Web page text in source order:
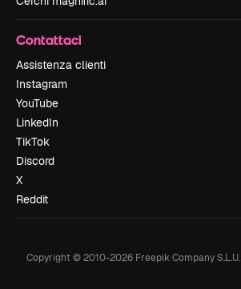
Contattaci
Assistenza clienti
Instagram
YouTube
LinkedIn
TikTok
Discord
X
Reddit
Copyright © 2010-2026Freepik Company S.L.U.